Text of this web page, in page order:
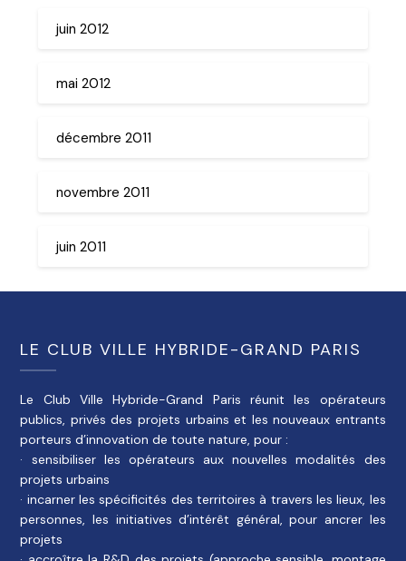
juin 2012
mai 2012
décembre 2011
novembre 2011
juin 2011
LE CLUB VILLE HYBRIDE-GRAND PARIS
Le Club Ville Hybride-Grand Paris réunit les opérateurs
publics, privés des projets urbains et les nouveaux entrants
porteurs d’innovation de toute nature, pour :
· sensibiliser les opérateurs aux nouvelles modalités des
projets urbains
· incarner les spécificités des territoires à travers les lieux, les
personnes, les initiatives d’intérêt général, pour ancrer les
projets